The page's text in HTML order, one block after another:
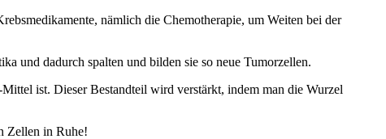
nämlich die Chemotherapie, um Weiten bei der
und dadurch spalten und bilden sie so neue Tumorzellen.
ist. Dieser Bestandteil wird verstärkt, indem man die Wurzel
Zellen in Ruhe!